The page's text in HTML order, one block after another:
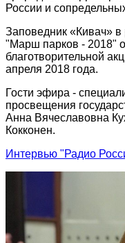
России и
Заповедник «Кивач»
"Марш парков - 2018"
благотворительной
апреля 2018 года.
Гости эфира -
просвещения
Анна Вячеславовна
Кокконен.
Интервью "Радио